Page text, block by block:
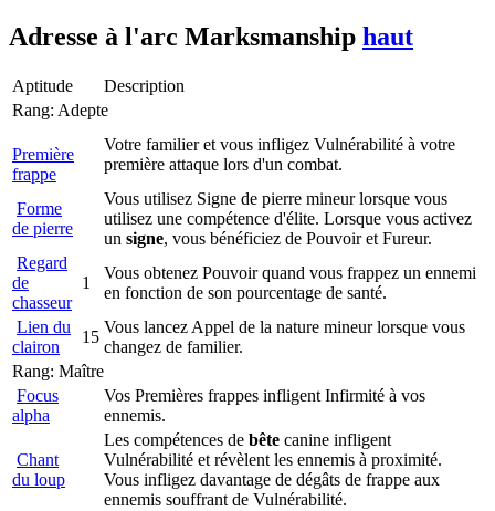
Adresse à l'arc Marksmanship haut
Aptitude
Description
Rang: Adepte
Première
frappe
Votre familier et vous infligez Vulnérabilité à votre
première attaque lors d'un combat.
Forme
de pierre
Vous utilisez Signe de pierre mineur lorsque vous
utilisez une compétence d'élite. Lorsque vous activez
un signe, vous bénéficiez de Pouvoir et Fureur.
Regard
de
chasseur
1
Vous obtenez Pouvoir quand vous frappez un ennemi
en fonction de son pourcentage de santé.
Lien du
clairon
15
Vous lancez Appel de la nature mineur lorsque vous
changez de familier.
Rang: Maître
Focus
alpha
Vos Premières frappes infligent Infirmité à vos
ennemis.
Chant
du loup
Les compétences de bête canine infligent
Vulnérabilité et révèlent les ennemis à proximité.
Vous infligez davantage de dégâts de frappe aux
ennemis souffrant de Vulnérabilité.